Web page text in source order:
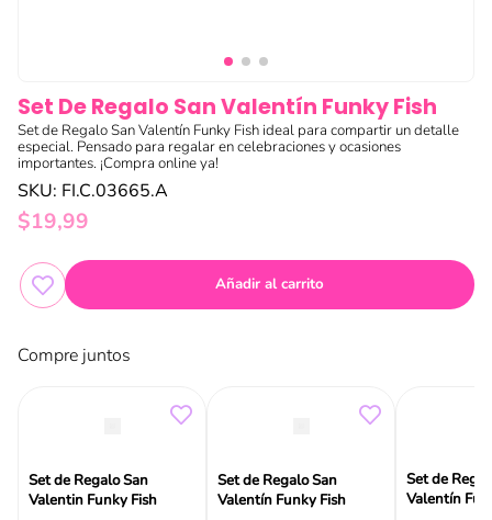
Set De Regalo San Valentín Funky Fish
Set de Regalo San Valentín Funky Fish ideal para compartir un detalle
especial. Pensado para regalar en celebraciones y ocasiones
importantes. ¡Compra online ya!
SKU: FI.C.03665.A
$19,99
Añadir al carrito
Compre juntos
Set de Regalo San
Valentin Funky Fish
Set de Regalo San
Valentín Funky Fish
Set de
Valentín